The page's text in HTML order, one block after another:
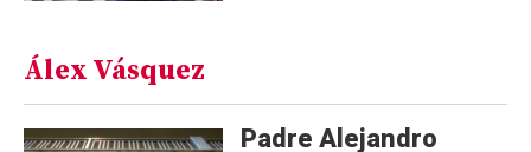
Álex Vásquez
Padre Alejandro